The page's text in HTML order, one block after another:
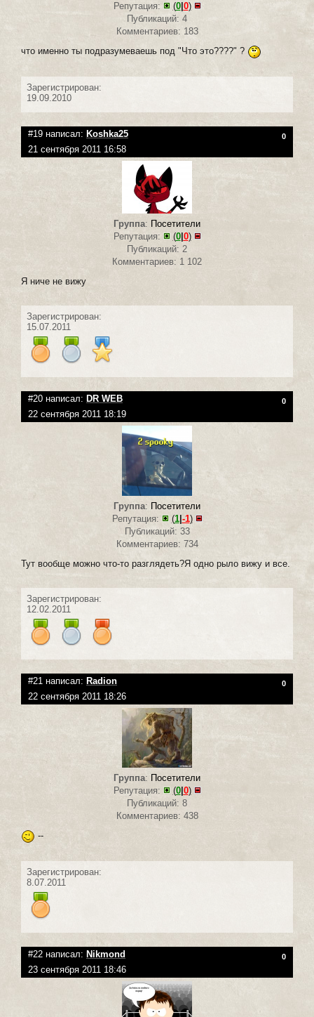
Репутация:
(0| 0)
Публикаций: 4
Комментариев: 183
что именно ты подразумеваешь под "Что это????" ?
Зарегистрирован:
19.09.2010
#19 написал: Koshka25 0
21 сентября 2011 16:58
Группа: Посетители
Репутация:
(0| 0)
Публикаций: 2
Комментариев: 1 102
Я ниче не вижу
Зарегистрирован:
15.07.2011
#20 написал: DR WEB 0
22 сентября 2011 18:19
Группа: Посетители
Репутация:
(1| -1)
Публикаций: 33
Комментариев: 734
Тут вообще можно что-то разглядеть?Я одно рыло вижу и все.
Зарегистрирован:
12.02.2011
#21 написал: Radion 0
22 сентября 2011 18:26
Группа: Посетители
Репутация:
(0| 0)
Публикаций: 8
Комментариев: 438
--
Зарегистрирован:
8.07.2011
#22 написал: Nikmond 0
23 сентября 2011 18:46